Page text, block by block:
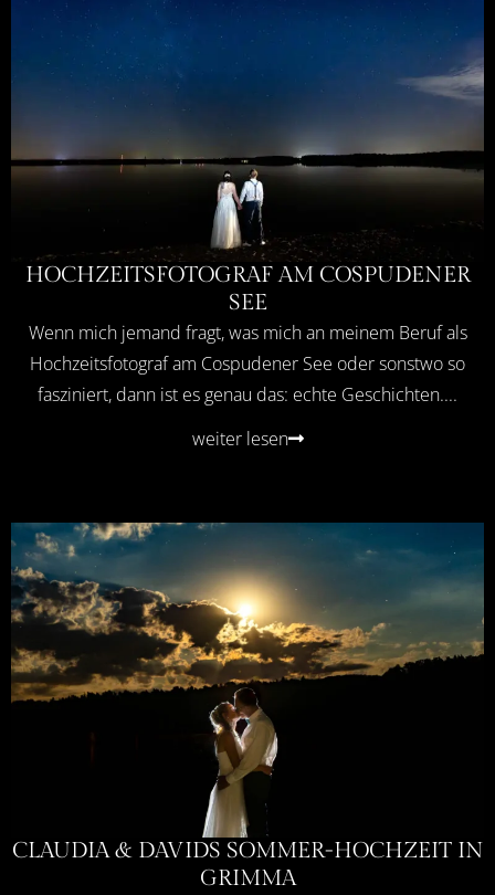
HOCHZEITSFOTOGRAF AM COSPUDENER
SEE
Wenn mich jemand fragt, was mich an meinem Beruf als
Hochzeitsfotograf am Cospudener See oder sonstwo so
fasziniert, dann ist es genau das: echte Geschichten....
weiter lesen
CLAUDIA & DAVIDS SOMMER-HOCHZEIT IN
GRIMMA